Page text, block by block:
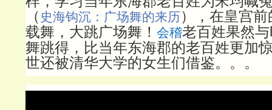
（ 史海钩沉：广场舞的来历）
，在皇宫
载舞，大跳广场舞！ 会稽老百姓果然
舞跳得，比当年东海郡的老百姓更加
世还被清华大学的女生们借鉴。。。